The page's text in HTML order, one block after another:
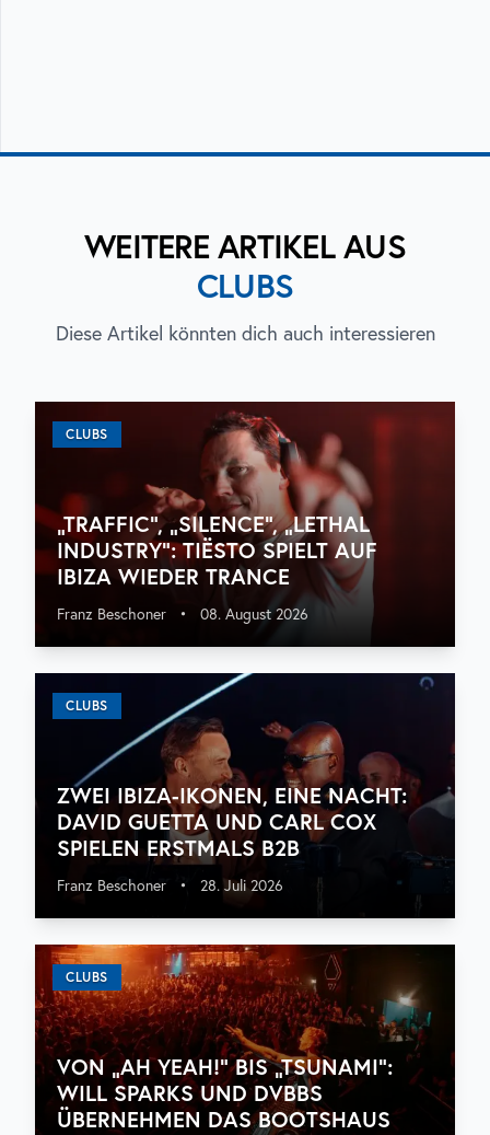
WEITERE ARTIKEL AUS
CLUBS
Diese Artikel könnten dich auch interessieren
CLUBS
„TRAFFIC“, „SILENCE“, „LETHAL
INDUSTRY“: TIËSTO SPIELT AUF
IBIZA WIEDER TRANCE
Franz Beschoner • 08. August 2026
CLUBS
ZWEI IBIZA-IKONEN, EINE NACHT:
DAVID GUETTA UND CARL COX
SPIELEN ERSTMALS B2B
Franz Beschoner • 28. Juli 2026
CLUBS
VON „AH YEAH!“ BIS „TSUNAMI“:
WILL SPARKS UND DVBBS
ÜBERNEHMEN DAS BOOTSHAUS